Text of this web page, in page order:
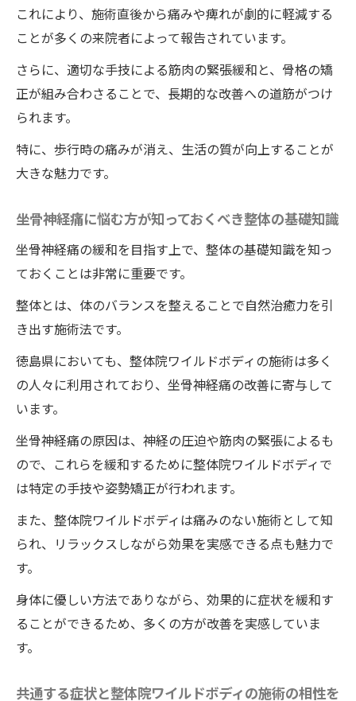
痛みから解放される整体の力ワイルドボディの
坐骨神経痛対策
整体で実現する痛みの根本的解決
坐骨神経痛に効く整体院ワイルドボディの
整体による痛みのコントロール方法
徳島県での坐骨神経痛対策の現状
期的健康維持の重要性
整体院ワイルドボディの施術を通じた痛み
からの解放プロセス
整体院ワイルドボディの施術を利用して坐骨神
経痛を克服する方法
プ
整体を利用した痛みの緩和と予防
グラム
徳島県の整体院選びで重視すべきポイント
坐骨神経痛改善をサポートする整体の役割
坐骨神経痛に終止符を打つ整体の新たなアプロ
坐骨神経痛に対する整体の最新アプローチ
整体の新概念がもたらす健康革命
整体院ワイルドボディで坐骨神経痛の原因
これにより、施術直後から痛みや痺れが劇的に軽減する
ことが多くの来院者によって報告されています。
さらに、適切な手技による筋肉の緊張緩和と、骨格の矯
正が組み合わさることで、長期的な改善への道筋がつけ
られます。
特に、歩行時の痛みが消え、生活の質が向上することが
大きな魅力です。
坐骨神経痛に悩む方が知っておくべき整体の基礎知識
坐骨神経痛の緩和を目指す上で、整体の基礎知識を知っ
ておくことは非常に重要です。
整体とは、体のバランスを整えることで自然治癒力を引
き出す施術法です。
徳島県においても、整体院ワイルドボディの施術は多く
の人々に利用されており、坐骨神経痛の改善に寄与して
います。
坐骨神経痛の原因は、神経の圧迫や筋肉の緊張によるも
ので、これらを緩和するために整体院ワイルドボディで
は特定の手技や姿勢矯正が行われます。
また、整体院ワイルドボディは痛みのない施術として知
られ、リラックスしながら効果を実感できる点も魅力で
す。
身体に優しい方法でありながら、効果的に症状を緩和す
ることができるため、多くの方が改善を実感していま
す。
共通する症状と整体院ワイルドボディの施術の相性を